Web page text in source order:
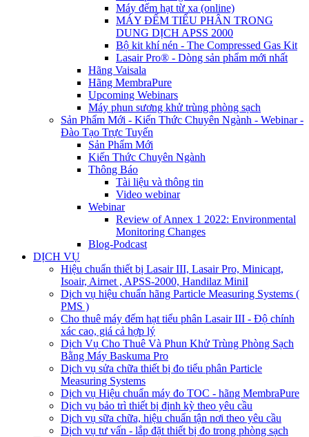
Máy đếm hạt từ xa (online)
MÁY ĐẾM TIỂU PHÂN TRONG
DUNG DỊCH APSS 2000
Bộ kit khí nén - The Compressed Gas Kit
Lasair Pro® - Dòng sản phẩm mới nhất
Hãng Vaisala
Hãng MembraPure
Upcoming Webinars
Máy phun sương khử trùng phòng sạch
Sản Phẩm Mới - Kiến Thức Chuyên Ngành - Webinar -
Đào Tạo Trực Tuyến
Sản Phẩm Mới
Kiến Thức Chuyên Ngành
Thông Báo
Tài liệu và thông tin
Video webinar
Webinar
Review of Annex 1 2022: Environmental
Monitoring Changes
Blog-Podcast
DỊCH VỤ
Hiệu chuẩn thiết bị Lasair III, Lasair Pro, Minicapt,
Isoair, Airnet , APSS-2000, Handilaz MiniI
Dịch vụ hiệu chuẩn hãng Particle Measuring Systems (
PMS )
Cho thuê máy đếm hạt tiểu phân Lasair III - Độ chính
xác cao, giá cả hợp lý
Dịch Vụ Cho Thuê Và Phun Khử Trùng Phòng Sạch
Bằng Máy Baskuma Pro
Dịch vụ sửa chữa thiết bị đo tiểu phân Particle
Measuring Systems
Dịch vụ Hiệu chuẩn máy đo TOC - hãng MembraPure
Dịch vụ bảo trì thiết bị định kỳ theo yêu cầu
Dịch vụ sữa chữa, hiệu chuẩn tận nơi theo yêu cầu
Dịch vụ tư vấn - lắp đặt thiết bị đo trong phòng sạch